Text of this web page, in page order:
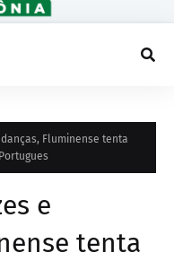
Fluminense tenta
e
tenta